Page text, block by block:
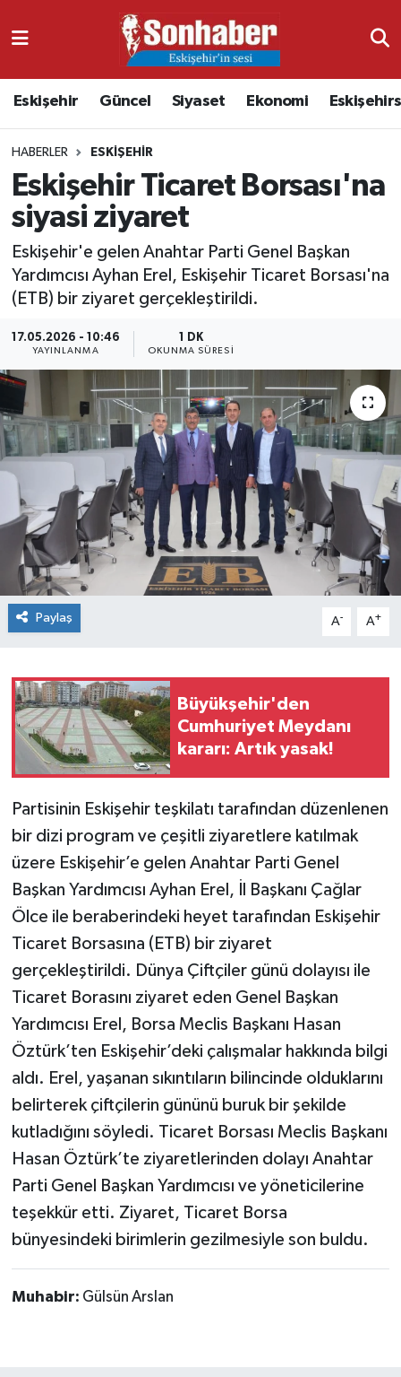
Eskişehir Güncel Siyaset Ekonomi
HABERLER ESKIŞEHIR
Eskişehir Ticaret Borsası'na
siyasi ziyaret
Eskişehir'e gelen Anahtar Parti Genel Başkan
Yardımcısı Ayhan Erel, Eskişehir Ticaret Borsası'na
(ETB) bir ziyaret gerçekleştirildi.
17.05.2026 - 10:46
YAYINLANMA
1 DK
OKUNMA SÜRESI
Paylaş A- A+
Büyükşehir'den
Cumhuriyet Meydanı
kararı: Artık yasak!
Partisinin Eskişehir teşkilatı tarafından düzenlenen
bir dizi program ve çeşitli ziyaretlere katılmak
üzere Eskişehir’e gelen Anahtar Parti Genel
Başkan Yardımcısı Ayhan Erel, İl Başkanı Çağlar
Ölce ile beraberindeki heyet tarafından Eskişehir
Ticaret Borsasına (ETB) bir ziyaret
gerçekleştirildi. Dünya Çiftçiler günü dolayısı ile
Ticaret Borasını ziyaret eden Genel Başkan
Yardımcısı Erel, Borsa Meclis Başkanı Hasan
Öztürk’ten Eskişehir’deki çalışmalar hakkında bilgi
aldı. Erel, yaşanan sıkıntıların bilincinde olduklarını
belirterek çiftçilerin gününü buruk bir şekilde
kutladığını söyledi. Ticaret Borsası Meclis Başkanı
Hasan Öztürk’te ziyaretlerinden dolayı Anahtar
Parti Genel Başkan Yardımcısı ve yöneticilerine
teşekkür etti. Ziyaret, Ticaret Borsa
bünyesindeki birimlerin gezilmesiyle son buldu.
Muhabir: Gülsün Arslan
Ekonomi
Güncel
Kültür & Sanat
Magazin
Resmi İlanlar
Sağlık
Siyaset
Nöbetçi Eczaneler
Namaz Vakitleri
Trafik Durumu
Süper Lig Puan Durumu ve Fikstür
Tüm Manşetler
Son Dakika Haberleri
Haber Arşivi